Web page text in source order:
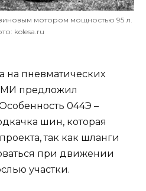
мотором мощностью 95 л.
kolesa.ru
на пневматических
предложил
044Э –
шин, которая
так как шланги
при движении
участки.